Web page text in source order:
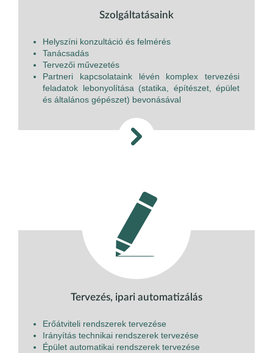
Szolgáltatásaink
Helyszíni konzultáció és felmérés
Tanácsadás
Tervezői művezetés
Partneri kapcsolataink lévén komplex tervezési
feladatok lebonyolítása (statika, építészet, épület
és általános gépészet) bevonásával
Tervezés, ipari automatizálás
Erőátviteli rendszerek tervezése
Irányítás technikai rendszerek tervezése
Épület automatikai rendszerek tervezése